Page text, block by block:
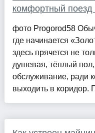
комфортный
фото Progorod58
где начинается
здесь прячется не
душевая, тёплый пол,
обслуживание, ради
выходить в коридор.